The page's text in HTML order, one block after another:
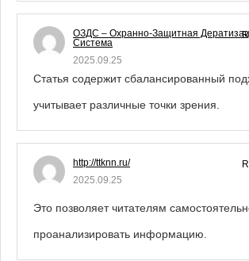
ОЗДС – Охранно-Защитная
Система
2025.09.25
Статья содержит сбалансированный
учитывает различные точки зрения.
http://ttknn.ru/
2025.09.25
Это позволяет читателям
проанализировать информацию.